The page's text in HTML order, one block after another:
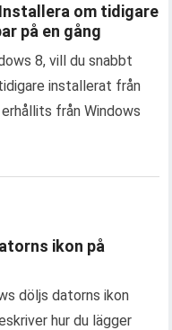
om tidigare
på en gång
8, vill du snabbt
installerat från
från Windows
ikon på
döljs datorns ikon
hur du lägger